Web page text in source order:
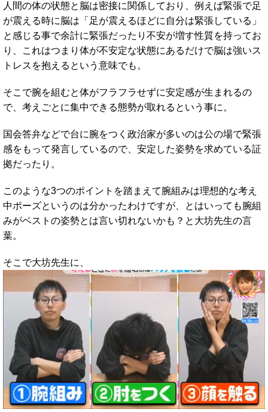
人間の体の状態と脳は密接に関係しており、例えば緊張で足
が震える時に脳は「足が震えるほどに自分は緊張している」
と感じる事で余計に緊張だったり不安が増す性質を持ってお
り、これはつまり体が不安定な状態にあるだけで脳は強いス
トレスを抱えるという意味でも。
そこで腕を組むと体がフラフラせずに安定感が生まれるの
で、考えごとに集中できる態勢が取れるという事に。
国会答弁などで台に腕をつく政治家が多いのは公の場で緊張
感をもって発言しているので、安定した姿勢を求めている証
拠だったり。
このような3つのポイントを踏まえて腕組みは理想的な考え
中ポーズというのは分かったわけですが、とはいっても腕組
みがベストの姿勢とは言い切れないかも？と大坊先生の言
葉。
そこで大坊先生に、